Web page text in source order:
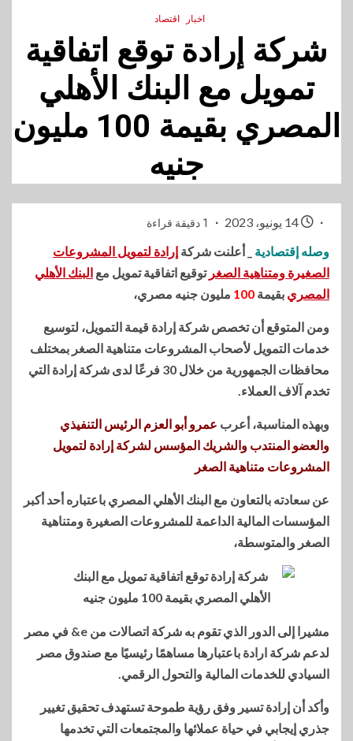
اخبار اقتصاد
شركة إرادة توقع اتفاقية
تمويل مع البنك الأهلي
المصري بقيمة 100 مليون
جنيه
1 دقيقة قراءة
وصله إقتصادية _ أعلنت شركة إرادة لتمويل المشروعات
الصغيرة ومتناهية الصغر توقيع اتفاقية تمويل مع البنك الأهلي
المصري بقيمة 100 مليون جنيه مصري،
ومن المتوقع أن تخصص شركة إرادة قيمة التمويل، لتوسيع
خدمات التمويل لأصحاب المشروعات متناهية الصغر بمختلف
محافظات الجمهورية من خلال 30 فرعًا لدى شركة إرادة التي
تخدم آلاف العملاء.
وبهذه المناسبة، أعرب عمرو أبو العزم الرئيس التنفيذي
والعضو المنتدب والشريك المؤسس لشركة إرادة لتمويل
المشروعات متناهية الصغر
عن سعادته بالتعاون مع البنك الأهلي المصري باعتباره أحد أكبر
المؤسسات المالية الداعمة للمشروعات الصغيرة ومتناهية
الصغر والمتوسطة،
مشيرا إلى الدور الذي تقوم به شركة اتصالات من e& في مصر
لدعم شركة ارادة باعتبارها مساهمًا رئيسيًا مع صندوق مصر
السيادي للخدمات المالية والتحول الرقمي.
وأكد أن إرادة تسير وفق رؤية طموحة تستهدف تحقيق تغيير
جذري إيجابي في حياة عملائها والمجتمعات التي تخدمها